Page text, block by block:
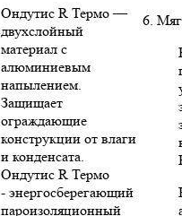
Ондутис R Термо —
двухслойный
материал с
алюминиевым
напылением.
Защищает
ограждающие
конструкции от влаги
и конденсата.
Ондутис R Термо
- энергосберегающий
пароизоляционный
6.